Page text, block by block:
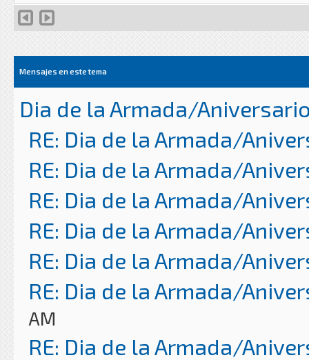
Mensajes en este tema
Dia de la Armada/
RE: Dia de la Armada/
RE: Dia de la Armada/
RE: Dia de la Armada/
RE: Dia de la Armada/
RE: Dia de la Armada/
RE: Dia de la Armada/
AM
RE: Dia de la Armada/